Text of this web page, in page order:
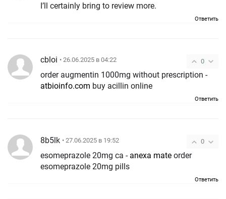
I’ll certainly bring to review more.
Ответить
0
cbloi • 26.06.2025 в 04:22
order augmentin 1000mg without prescription -
atbioinfo.com buy acillin online
Ответить
0
8b5lk • 27.06.2025 в 19:52
esomeprazole 20mg ca - anexa mate
esomeprazole 20mg pills
Ответить